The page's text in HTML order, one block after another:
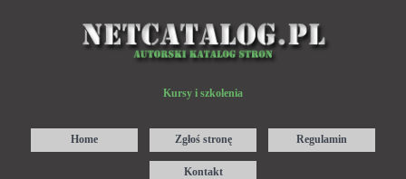
Kursy i szkolenia
Home Zgłoś stronę Regulamin
Kontakt